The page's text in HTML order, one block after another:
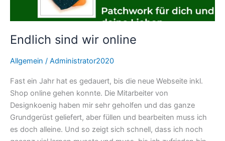
Endlich sind wir online
Allgemein / Administrator2020
Fast ein Jahr hat es gedauert, bis die neue Webseite inkl.
Shop online gehen konnte. Die Mitarbeiter von
Designkoenig haben mir sehr geholfen und das ganze
Grundgerüst geliefert, aber füllen und bearbeiten muss ich
es doch alleine. Und so zeigt sich schnell, dass ich noch